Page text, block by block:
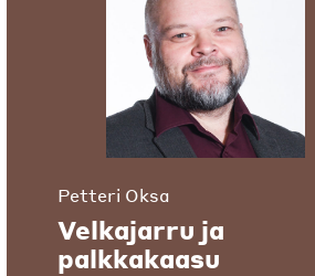
Petteri Oksa
Velkajarru ja
palkkakaasu